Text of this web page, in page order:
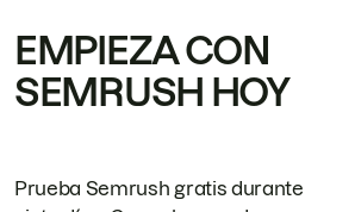
EMPIEZA CON
SEMRUSH HOY
Prueba Semrush gratis durante